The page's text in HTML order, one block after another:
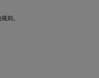
则。